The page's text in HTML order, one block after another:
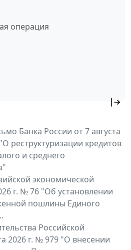
операция
Банка России от 7 августа
реструктуризации кредитов
и среднего
экономической
г. № 76 "Об установлении
пошлины Единого
Российской
2026 г. № 979 "О внесении